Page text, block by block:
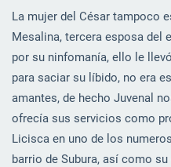
La mujer del César tampoco
Mesalina, tercera esposa del
por su ninfomanía, ello le
para saciar su líbido, no era
amantes, de hecho Juvenal
ofrecía sus servicios como
Licisca en uno de los
barrio de Subura, así como